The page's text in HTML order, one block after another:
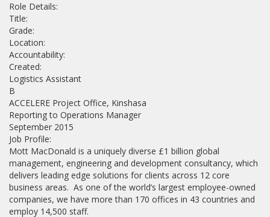
Role Details:
Title:
Grade:
Location:
Accountability:
Created:
Logistics Assistant
B
ACCELERE Project Office, Kinshasa
Reporting to Operations Manager
September 2015
Job Profile:
Mott MacDonald is a uniquely diverse £1 billion global
management, engineering and development consultancy, which
delivers leading edge solutions for clients across 12 core
business areas. As one of the world’s largest employee-owned
companies, we have more than 170 offices in 43 countries and
employ 14,500 staff.